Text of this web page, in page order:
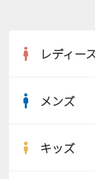
レディー
サンダル
メンズ
キッズ